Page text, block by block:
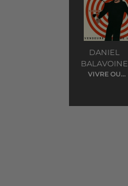
DANIEL
BALAVOINE
VIVRE OU